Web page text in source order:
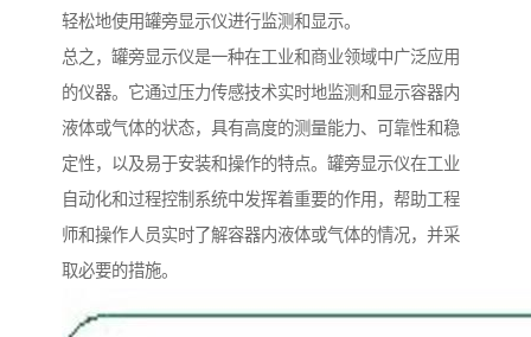
轻松地使用罐旁显示仪进行监测和显示。
总之，罐旁显示仪是一种在工业和商业领域中广泛应用
的仪器。它通过压力传感技术实时地监测和显示容器内
液体或气体的状态，具有高度的测量能力、可靠性和稳
定性，以及易于安装和操作的特点。罐旁显示仪在工业
自动化和过程控制系统中发挥着重要的作用，帮助工程
师和操作人员实时了解容器内液体或气体的情况，并采
取必要的措施。